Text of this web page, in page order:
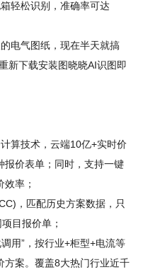
轻松识别，准确率可达
的电气图纸，现在半天就搞
新下载安装图晓晓AI识图即
算技术，云端10亿+实时价
报价表单；同时，支持一键
率；
，匹配历史方案数据，只
目报价单；
调用”，按行业+柜型+电流等
方案。覆盖8大热门行业近千